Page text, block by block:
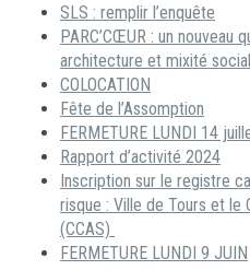
SLS : remplir l’enquête
PARC’CŒUR : un nouveau
architecture et mixité
COLOCATION
Fête de l’Assomption
FERMETURE LUNDI 14
Rapport d’activité 2024
Inscription sur le registre
risque : Ville de Tours et le
(CCAS)
FERMETURE LUNDI 9 JUIN